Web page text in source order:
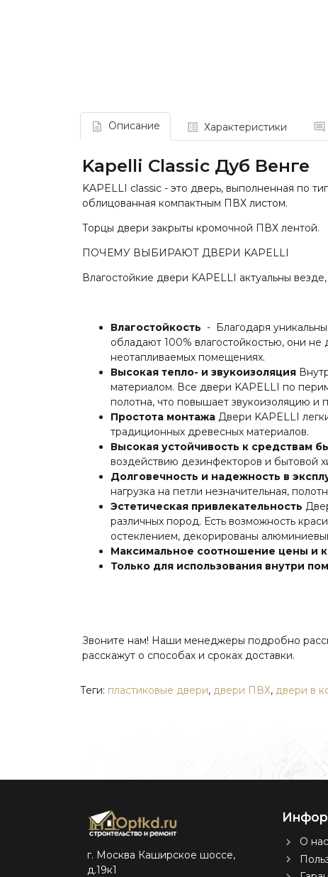
Описание Характеристики
Kapelli Classic Дуб Венге
KAPELLI classic - это дверь, выполненная по
облицованная компактным ПВХ листом.
Торцы двери закрыты кромочной ПВХ лентой.
ПОЧЕМУ ВЫБИРАЮТ ДВЕРИ KAPELLI
Влагостойкие двери KAPELLI актуальны
Влагостойкость - Благодаря
обладают 100% влагостойкостью, они
неотапливаемых помещениях.
Высокая тепло- и звукоизоляция
материалом. Все двери KAPELLI по
полотна, что повышает звукоизоляцию и
Простота монтажа Двери KAPELLI
традиционных древесных материалов.
Высокая устойчивость к средствам
воздействию дезинфекторов и бытовой
Долговечность и надежность в
нагрузка на петли незначительная,
Эстетическая привлекательность
различных пород. Есть возможность
остеклением, декорированы
Максимальное соотношение цены и
Только для использования внутри
Звоните нам! Наши менеджеры подробно
расскажут о способах и сроках доставки.
Теги: пластиковые двери, двери ПВХ, двери в
г. Москва Каширское шоссе,
д.19к1
О нас